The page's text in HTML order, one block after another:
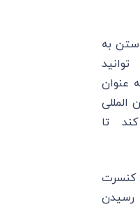
به
عنوان
المللی
تا
کنسرت
رسیدن